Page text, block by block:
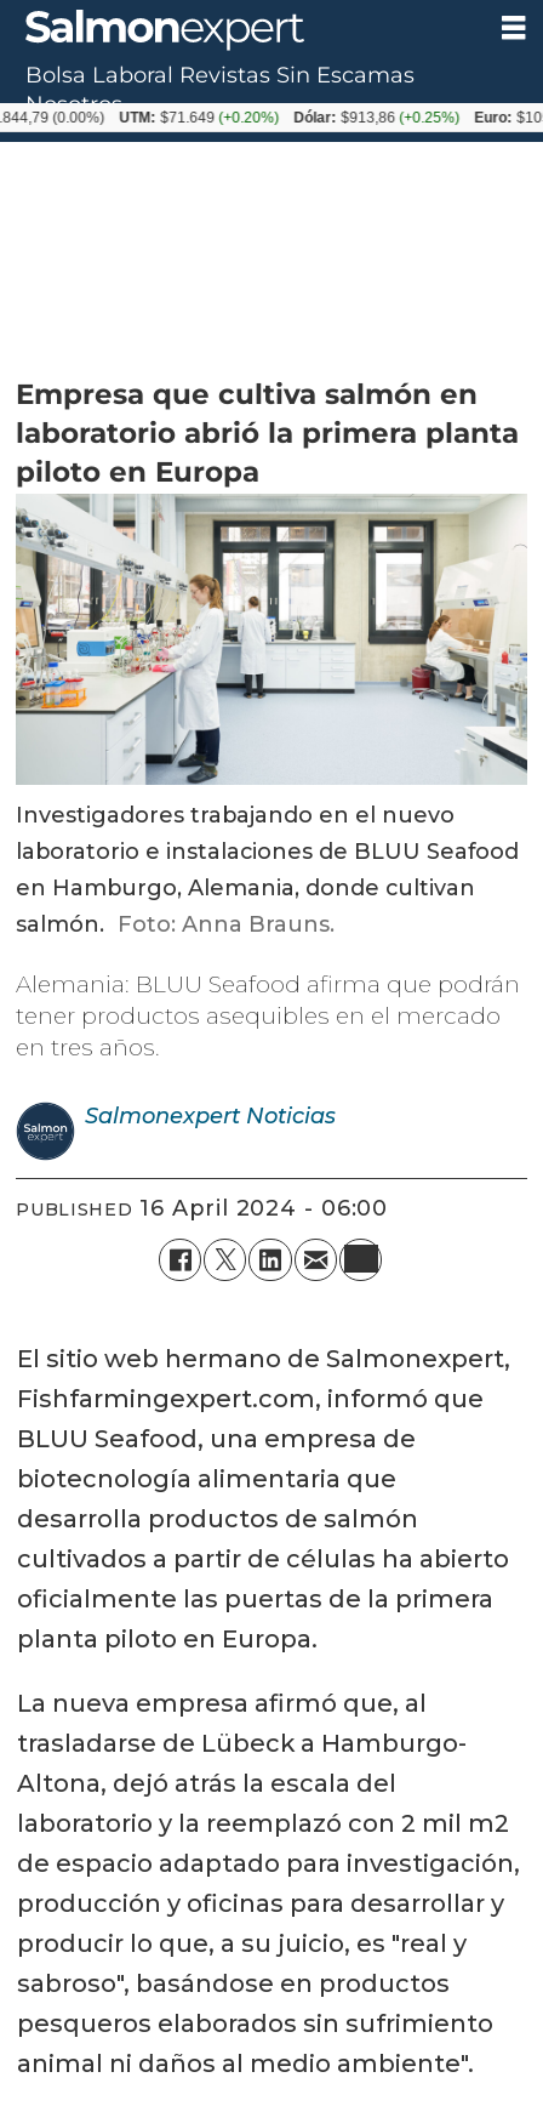
Empresa que cultiva salmón en
laboratorio abrió la primera planta
piloto en Europa
Investigadores trabajando en el nuevo
laboratorio e instalaciones de BLUU Seafood
en Hamburgo, Alemania, donde cultivan
salmón. Foto: Anna Brauns.
Alemania: BLUU Seafood afirma que podrán
tener productos asequibles en el mercado
en tres años.
Salmonexpert Noticias
PUBLISHED 16 April 2024 - 06:00
El sitio web hermano de Salmonexpert,
Fishfarmingexpert.com, informó que
BLUU Seafood, una empresa de
biotecnología alimentaria que
desarrolla productos de salmón
cultivados a partir de células ha abierto
oficialmente las puertas de la primera
planta piloto en Europa.
La nueva empresa afirmó que, al
trasladarse de Lübeck a Hamburgo-
Altona, dejó atrás la escala del
laboratorio y la reemplazó con 2 mil m2
de espacio adaptado para investigación,
producción y oficinas para desarrollar y
producir lo que, a su juicio, es "real y
sabroso", basándose en productos
pesqueros elaborados sin sufrimiento
animal ni daños al medio ambiente".
Bolsa Laboral Revistas Sin Escamas
Nosotros
UTM: $71.649 (+0.20%) Dólar: $913,86 (+0.25%) Euro: $1053,08(-